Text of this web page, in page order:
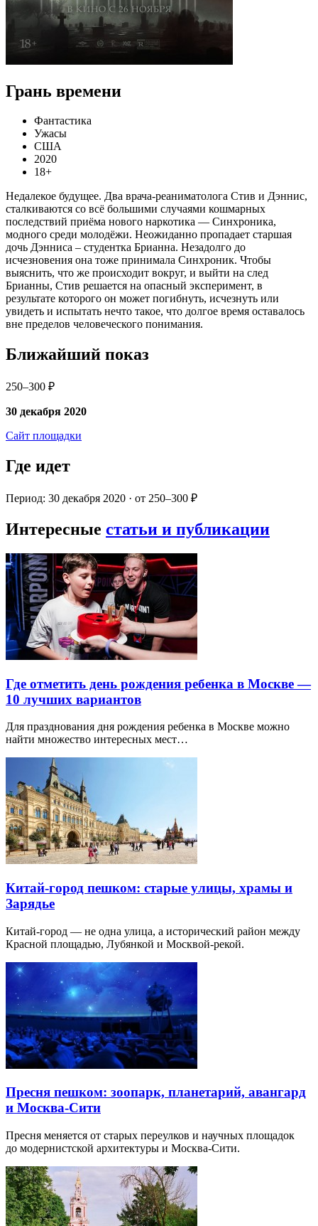
Грань времени
Фантастика
Ужасы
США
2020
18+
Недалекое будущее. Два врача-реаниматолога Стив и Дэннис,
сталкиваются со всё большими случаями кошмарных
последствий приёма нового наркотика — Синхроника,
модного среди молодёжи. Неожиданно пропадает старшая
дочь Дэнниса – студентка Брианна. Незадолго до
исчезновения она тоже принимала Синхроник. Чтобы
выяснить, что же происходит вокруг, и выйти на след
Брианны, Стив решается на опасный эксперимент, в
результате которого он может погибнуть, исчезнуть или
увидеть и испытать нечто такое, что долгое время оставалось
вне пределов человеческого понимания.
Ближайший показ
250–300 ₽
30 декабря 2020
Сайт площадки
Где идет
Период: 30 декабря 2020 · от 250–300 ₽
Интересные статьи и публикации
Где отметить день рождения ребенка в Москве —
10 лучших вариантов
Для празднования дня рождения ребенка в Москве можно
найти множество интересных мест…
Китай-город пешком: старые улицы, храмы и
Зарядье
Китай-город — не одна улица, а исторический район между
Красной площадью, Лубянкой и Москвой-рекой.
Пресня пешком: зоопарк, планетарий, авангард
и Москва-Сити
Пресня меняется от старых переулков и научных площадок
до модернистской архитектуры и Москва-Сити.